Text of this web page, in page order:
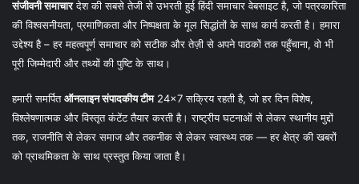
संजीवनी समाचारदेश की सबसे तेजी से उभरती हुई हिंदी समाचार वेबसाइट है, जो पत्रकारिता
की विश्वसनीयता, प्रमाणिकता और निष्पक्षता के मूल सिद्धांतों के साथ कार्य करती है। हमारा
उद्देश्य है – हर महत्वपूर्ण समाचार को सटीक और तेज़ी से अपने पाठकों तक पहुँचाना, वो भी
पूरी जिम्मेदारी और तथ्यों की पुष्टि के साथ।
हमारी समर्पितऑनलाइन संपादकीय टीम24×7 सक्रिय रहती है, जो हर दिन विशेष,
विश्लेषणात्मक और विस्तृत कंटेंट तैयार करती है। राष्ट्रीय घटनाओं से लेकर स्थानीय मुद्दों
तक, राजनीति से लेकर समाज और तकनीक से लेकर स्वास्थ्य तक — हर क्षेत्र की खबरों
को प्राथमिकता के साथ प्रस्तुत किया जाता है।